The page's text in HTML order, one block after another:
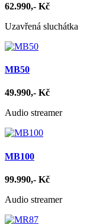
62.990,- Kč
Uzavřená sluchátka
MB50
49.990,- Kč
Audio streamer
MB100
99.990,- Kč
Audio streamer